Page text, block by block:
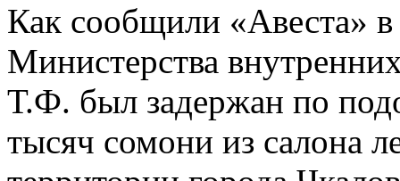
Как сообщили «Авеста»
Министерства
Т.Ф. был задержан по
тысяч сомони из салона